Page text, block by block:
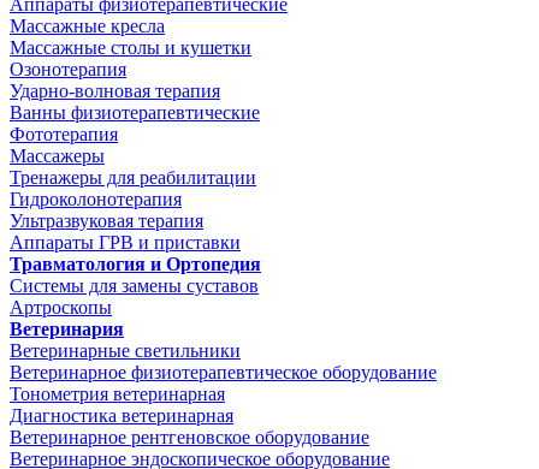
Аппараты физиотерапевтические
Массажные кресла
Массажные столы и кушетки
Озонотерапия
Ударно-волновая терапия
Ванны физиотерапевтические
Фототерапия
Массажеры
Тренажеры для реабилитации
Гидроколонотерапия
Ультразвуковая терапия
Аппараты ГРВ и приставки
Травматология и Ортопедия
Системы для замены суставов
Артроскопы
Ветеринария
Ветеринарные светильники
Ветеринарное физиотерапевтическое оборудование
Тонометрия ветеринарная
Диагностика ветеринарная
Ветеринарное рентгеновское оборудование
Ветеринарное эндоскопическое оборудование